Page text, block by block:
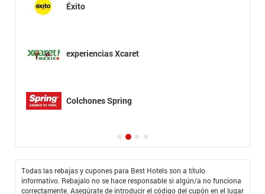
Éxito
experiencias Xcaret
Colchones Spring
Todas las rebajas y cupones para Best Hotels son a título
informativo. Rebajalo no se hace responsable si algún/a no funciona
correctamente. Asegúrate de introducir el código del cupón en el lugar